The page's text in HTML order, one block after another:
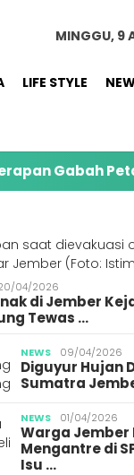
MINGGU, 9
LIFE STYLE
di Jember
04/2026
di Jember
Tewas …
NEWS 09/04/2026
Diguyur Hujan
Sumatra
NEWS 01/04/2026
Warga Jember
Mengantre di
Isu …